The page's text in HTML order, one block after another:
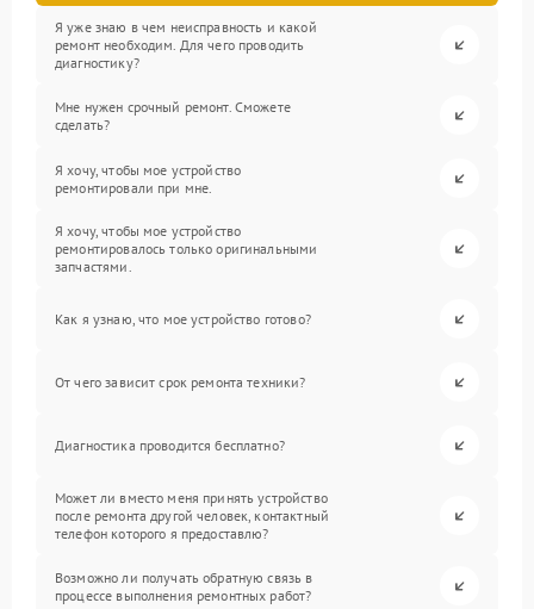
Я уже знаю в чем неисправность и какой
ремонт необходим. Для чего проводить
диагностику?
Мне нужен срочный ремонт. Сможете
сделать?
Я хочу, чтобы мое устройство
ремонтировали при мне.
Я хочу, чтобы мое устройство
ремонтировалось только оригинальными
запчастями.
Как я узнаю, что мое устройство готово?
От чего зависит срок ремонта техники?
Диагностика проводится бесплатно?
Может ли вместо меня принять устройство
после ремонта другой человек, контактный
телефон которого я предоставлю?
Возможно ли получать обратную связь в
процессе выполнения ремонтных работ?